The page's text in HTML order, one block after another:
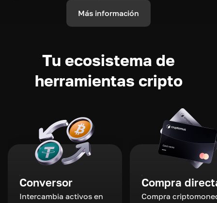
Más información
Tu ecosistema de
herramientas cripto
Conversor
Intercambia activos en
Compra
Compra